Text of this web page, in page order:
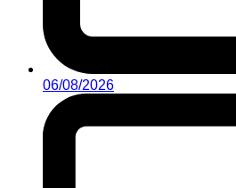
06/08/2026